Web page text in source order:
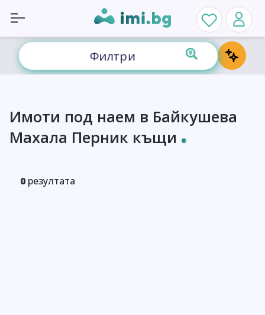
Филтри
Имоти под наем в Байкушева
Махала Перник къщи
0 резултата